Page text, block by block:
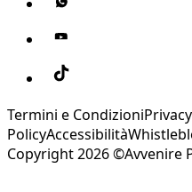
Termini e Condizioni
PolicyAccessibilità
Copyright 2026 ©Avvenire